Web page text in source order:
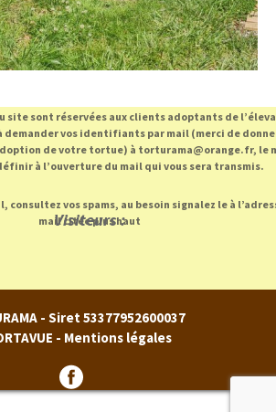
site sont réservées aux clients adoptants de
demander vos identifiants par mail (merci de
de votre tortue) à torturama@orange.fr, le
à l’ouverture du mail qui vous sera transmis.
consultez vos spams, au besoin signalez le à
mail citée plus haut
Visiteurs :
- Siret 53377952600037
- Mentions légales